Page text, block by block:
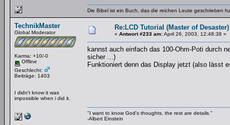
Die Bibel ist ein Buch, das die reichen Leute geschrieben
TechnikMaster
Global Moderator
Karma: +10/-0
Offline
Geschlecht:
Beiträge: 1403
I didn't know it was
impossible when i did it.
Re:LCD Tutorial (Master of Desaster)
« Antwort #233 am:April 26, 2003, 12:48:38 »
kannst auch einfach das 100-Ohm-Poti durch
sicher ...)
Funktioniert denn das Display jetzt (also lässt
"I want to know God's thoughts, the rest are details."
-Albert Einstein